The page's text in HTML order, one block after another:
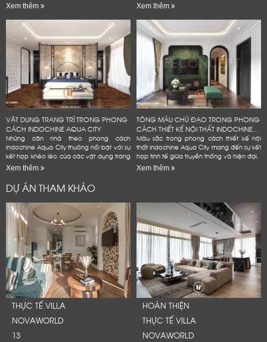
Xem thêm
không gian sống đẳng cấp
Xem thêm
VẬT DỤNG TRANG TRÍ TRONG PHONG
CÁCH INDOCHINE AQUA CITY
Những căn nhà theo phong cách
Indochine Aqua City thường nổi bật với sự
kết hợp khéo léo của các vật dụng trang
trí mang đậm dấu ấn văn hóa Đông
Xem thêm
TÔNG MÀU CHỦ ĐẠO TRONG PHONG
CÁCH THIẾT KẾ NỘI THẤT INDOCHINE...
Màu sắc trong phong cách thiết kế nội
thất Indochine Aqua City mang đến sự kết
hợp tinh tế giữa truyền thống và hiện đại.
Xem thêm
DỰ ÁN THAM KHẢO
THỰC TẾ VILLA
NOVAWORLD
13
HOÀN THIỆN
THỰC TẾ VILLA
NOVAWORLD